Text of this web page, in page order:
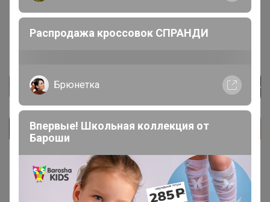
Показаны записи1-8из8.
Распродажа кроссовок СПРАНДИ
Брюнетка
Впервые! Школьная коллекция от
Бароши